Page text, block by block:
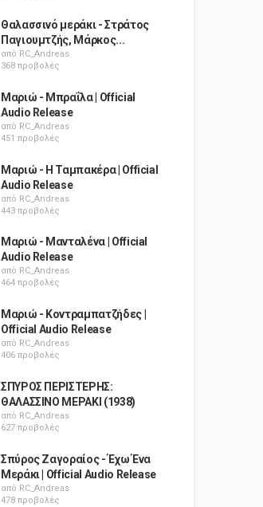
Θαλασσινό μεράκι - Στράτος
Παγιουμτζής, Mάρκος...
από RC_Andreas
368 προβολές
Μαριώ ‎- Μπραΐλα | Official
Audio Release
από RC_Andreas
451 προβολές
Μαριώ - Η Ταμπακέρα | Official
Audio Release
από RC_Andreas
443 προβολές
Μαριώ - Μανταλένα | Official
Audio Release
από RC_Andreas
464 προβολές
Μαριώ - Κοντραμπατζήδες |
Official Audio Release
από RC_Andreas
406 προβολές
ΣΠΥΡΟΣ ΠΕΡΙΣΤΕΡΗΣ:
ΘΑΛΑΣΣΙΝΟ ΜΕΡΑΚΙ (1938)
από RC_Andreas
627 προβολές
Σπύρος Ζαγοραίος - Έχω Ένα
Μεράκι | Official Audio Release
από RC_Andreas
478 προβολές